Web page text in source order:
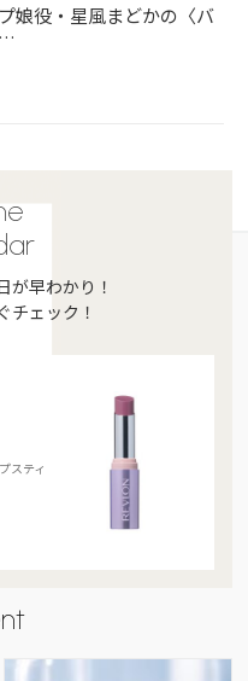
娘役・星風まどかの〈バ
が早わかり！
チェック！
スティ